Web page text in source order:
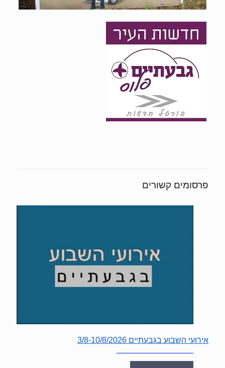
פרסומים קשורים
אירועי השבוע בגבעתיים 3/8-10/8/2026